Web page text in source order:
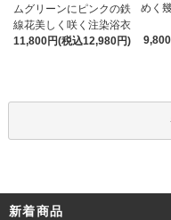
ムグリーンにピンクの鉄
線花美しく咲く注染浴衣
11,800円(税込12,980円)
めく
新着商品